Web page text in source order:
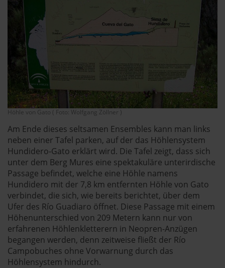
Höhle von Gato ( Foto: Wolfgang Zöllner )
Am Ende dieses seltsamen Ensembles kann man links
neben einer Tafel parken, auf der das Höhlensystem
Hundidero-Gato erklärt wird. Die Tafel zeigt, dass sich
unter dem Berg Mures eine spektakuläre unterirdische
Passage befindet, welche eine Höhle namens
Hundidero mit der 7,8 km entfernten Höhle von Gato
verbindet, die sich, wie bereits berichtet, über dem
Ufer des Río Guadiaro öffnet. Diese Passage mit einem
Höhenunterschied von 209 Metern kann nur von
erfahrenen Höhlenkletterern in Neopren-Anzügen
begangen werden, denn zeitweise fließt der Río
Campobuches ohne Vorwarnung durch das
Höhlensystem hindurch.